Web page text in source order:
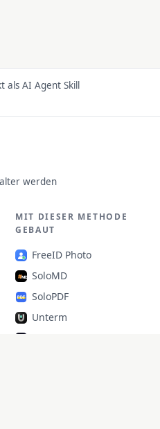
als AI Agent Skill
werden
MIT DIESER METHODE
GEBAUT
FreeID Photo
SoloMD
SoloPDF
Unterm